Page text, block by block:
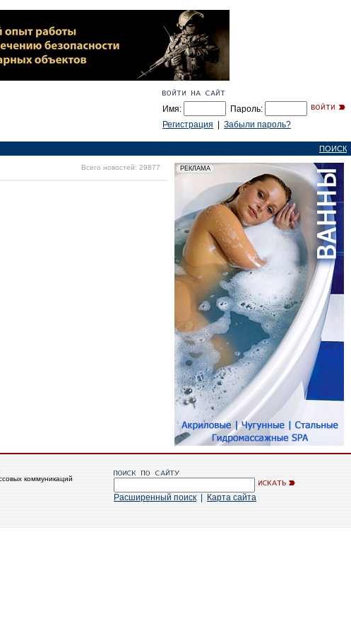
Имя:
Пароль:
Регистрация
Забыли пароль?
ПОИСК
Всего новостей: 29877
коммуникаций
Расширенный поиск Карта сайта